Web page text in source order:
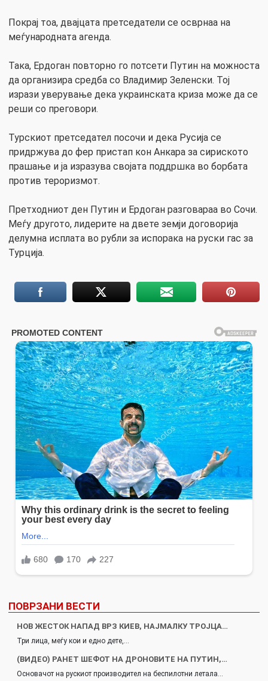
Покрај тоа, двајцата претседатели се осврнаа на
меѓународната агенда.
Така, Ердоган повторно го потсети Путин на можноста
да организира средба со Владимир Зеленски. Тој
изрази уверување дека украинската криза може да се
реши со преговори.
Турскиот претседател посочи и дека Русија се
придржува до фер пристап кон Анкара за сириското
прашање и ја изразува својата поддршка во борбата
против тероризмот.
Претходниот ден Путин и Ердоган разговараа во Сочи.
Меѓу другото, лидерите на двете земји договорија
делумна исплата во рубли за испорака на руски гас за
Турција.
ПОВРЗАНИ ВЕСТИ
НОВ ЖЕСТОК НАПАД ВРЗ КИЕВ, НАЈМАЛКУ ТРОЈЦА…
Три лица, меѓу кои и едно дете,…
(ВИДЕО) РАНЕТ ШЕФОТ НА ДРОНОВИТЕ НА ПУТИН,…
Основачот на рускиот производител на беспилотни летала…